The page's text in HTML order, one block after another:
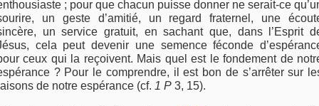
; pour que chacun puisse donner ne serait-ce
un geste d’amitié, un regard fraternel, une
un service gratuit, en sachant que, dans l’Esprit
cela peut devenir une semence féconde
ceux qui la reçoivent. Mais quel est le fondement de
? Pour le comprendre, il est bon de s’arrêter sur
de notre espérance (cf. 1 P 3, 15).